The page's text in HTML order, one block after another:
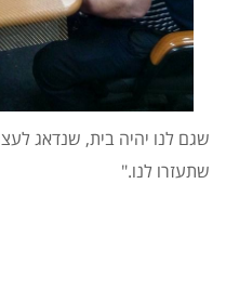
שגם לנו יהיה בית, שנדאג
שתעזרו לנו."